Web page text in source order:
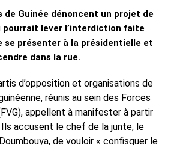
de Guinée dénoncent un projet de
lever l’interdiction faite
se présenter à la présidentielle et
dans la rue.
d’opposition et organisations de
réunis au sein des Forces
appellent à manifester à partir
accusent le chef de la junte, le
de vouloir « confisquer le